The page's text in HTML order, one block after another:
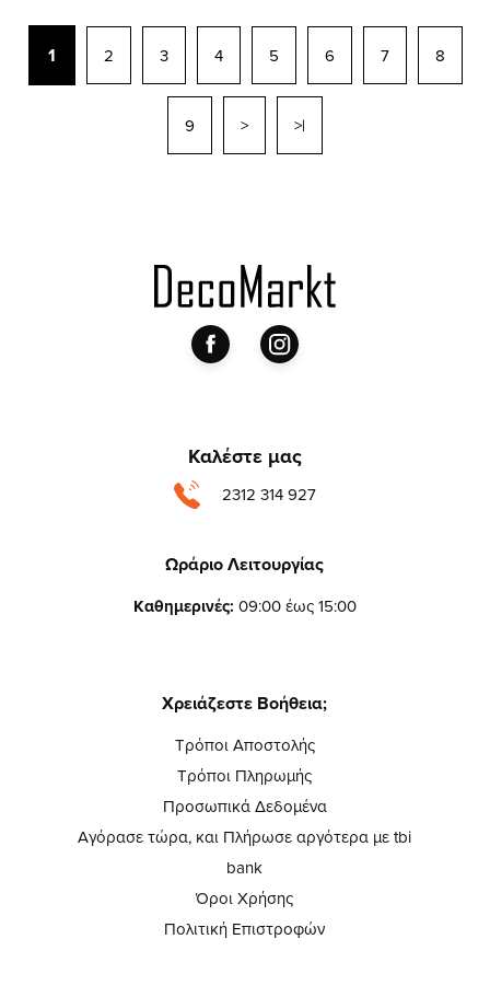
1 2 3 4 5 6 7 8
9 > >|
Καλέστε μας
2312 314 927
Ωράριο Λειτουργίας
Καθημερινές: 09:00 έως 15:00
Χρειάζεστε Βοήθεια;
Τρόποι Αποστολής
Τρόποι Πληρωμής
Προσωπικά Δεδομένα
Αγόρασε τώρα, και Πλήρωσε αργότερα με tbi
bank
Όροι Χρήσης
Πολιτική Επιστροφών